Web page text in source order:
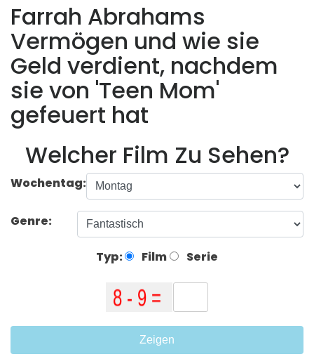
Farrah Abrahams
Vermögen und wie sie
Geld verdient, nachdem
sie von 'Teen Mom' ​​
gefeuert hat
Welcher Film Zu Sehen?
Wochentag:
Genre:
Typ: Film Serie
Zeigen